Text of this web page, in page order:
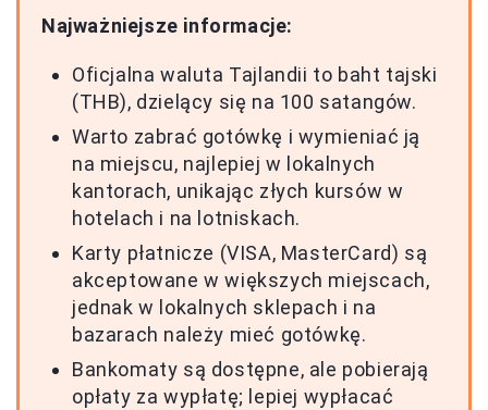
Najważniejsze informacje:
Oficjalna waluta Tajlandii to baht tajski
(THB), dzielący się na 100 satangów.
Warto zabrać gotówkę i wymieniać ją
na miejscu, najlepiej w lokalnych
kantorach, unikając złych kursów w
hotelach i na lotniskach.
Karty płatnicze (VISA, MasterCard) są
akceptowane w większych miejscach,
jednak w lokalnych sklepach i na
bazarach należy mieć gotówkę.
Bankomaty są dostępne, ale pobierają
opłaty za wypłatę; lepiej wypłacać